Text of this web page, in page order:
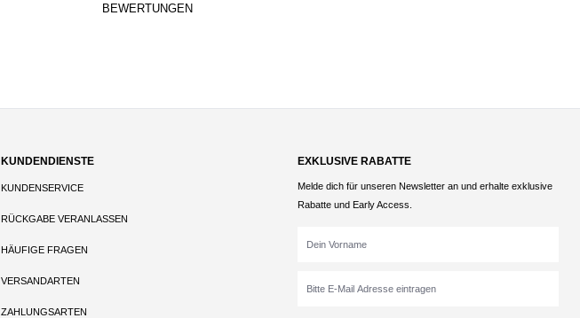
BEWERTUNGEN
KUNDENDIENSTE
KUNDENSERVICE
RÜCKGABE VERANLASSEN
HÄUFIGE FRAGEN
VERSANDARTEN
ZAHLUNGSARTEN
EXKLUSIVE RABATTE
Melde dich für unseren Newsletter an und erhalte exklusive
Rabatte und Early Access.